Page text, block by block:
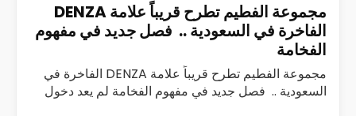
مجموعة الفطيم تطرح قريباً علامة DENZA
الفاخرة في السعودية .. فصل جديد في مفهوم
الفخامة
مجموعة الفطيم تطرح قريباً علامة DENZA الفاخرة في
السعودية .. فصل جديد في مفهوم الفخامة لم يعد دخول